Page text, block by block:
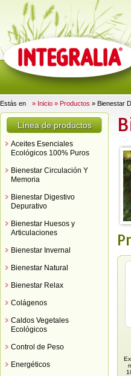
Estás en » Inicio » Productos » Bienestar
Línea de productos
Aceites Esenciales
Ecológicos 100% Puros
Bienestar Circulación Y
Memoria
Bienestar Digestivo
Depurativo
Bienestar Huesos y
Articulaciones
Bienestar Invernal
Bienestar Natural
Bienestar Relax
Colágenos
Caldos Vegetales
Ecológicos
Control de Peso
Energéticos